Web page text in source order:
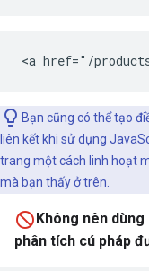
<a href="/
Bạn cũng có thể tạo
liên kết khi sử dụng
trang một cách linh hoạt
mà bạn thấy ở trên.
Không nên
phân tích cú pháp